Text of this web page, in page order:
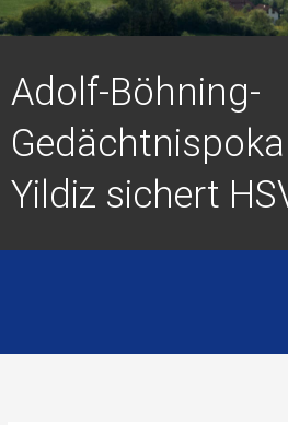
Adolf-Böhning-
Yildiz sichert